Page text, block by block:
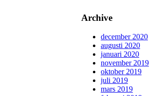
Archive
december 2020
augusti 2020
januari 2020
november 2019
oktober 2019
juli 2019
mars 2019